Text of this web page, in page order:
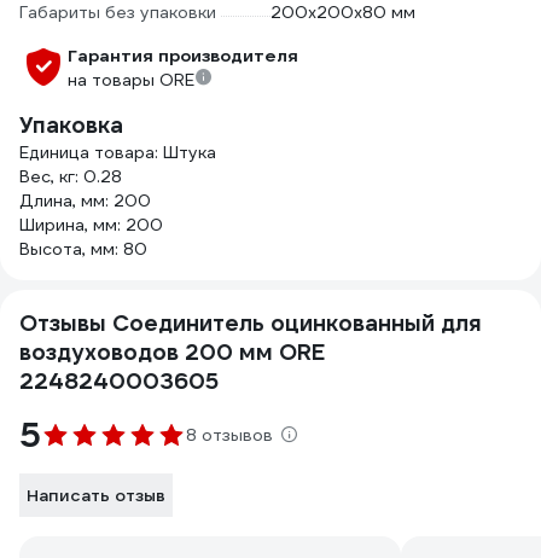
Габариты без упаковки
200х200х80 мм
Гарантия производителя
на товары ORE
Упаковка
Единица товара: Штука
Вес, кг: 0.28
Длина, мм: 200
Ширина, мм: 200
Высота, мм: 80
Отзывы Соединитель оцинкованный для
воздуховодов 200 мм ORE
2248240003605
5 8 отзывов
Написать отзыв